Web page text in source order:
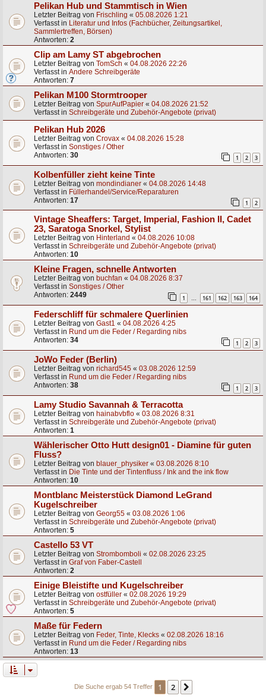
Pelikan Hub und Stammtisch in Wien
Letzter Beitrag von Frischling « 05.08.2026 1:21
Verfasst in Literatur und Infos (Fachbücher, Zeitungsartikel,
Sammlertreffen, Börsen)
Antworten: 2
Clip am Lamy ST abgebrochen
Letzter Beitrag von TomSch « 04.08.2026 22:26
Verfasst in Andere Schreibgeräte
Antworten: 7
Pelikan M100 Stormtrooper
Letzter Beitrag von SpurAufPapier « 04.08.2026 21:52
Verfasst in Schreibgeräte und Zubehör-Angebote (privat)
Pelikan Hub 2026
Letzter Beitrag von Crovax « 04.08.2026 15:28
Verfasst in Sonstiges / Other
Antworten: 30 1 2 3
Kolbenfüller zieht keine Tinte
Letzter Beitrag von mondindianer « 04.08.2026 14:48
Verfasst in Füllerhandel/Service/Reparaturen
Antworten: 17 1 2
Vintage Sheaffers: Target, Imperial, Fashion II, Cadet
23, Saratoga Snorkel, Stylist
Letzter Beitrag von Hinterland « 04.08.2026 10:08
Verfasst in Schreibgeräte und Zubehör-Angebote (privat)
Antworten: 10
Kleine Fragen, schnelle Antworten
Letzter Beitrag von buchfan « 04.08.2026 8:37
Verfasst in Sonstiges / Other
Antworten: 2449 1 … 161 162 163 164
Federschliff für schmalere Querlinien
Letzter Beitrag von Gast1 « 04.08.2026 4:25
Verfasst in Rund um die Feder / Regarding nibs
Antworten: 34 1 2 3
JoWo Feder (Berlin)
Letzter Beitrag von richard545 « 03.08.2026 12:59
Verfasst in Rund um die Feder / Regarding nibs
Antworten: 38 1 2 3
Lamy Studio Savannah & Terracotta
Letzter Beitrag von hainabvbflo « 03.08.2026 8:31
Verfasst in Schreibgeräte und Zubehör-Angebote (privat)
Antworten: 1
Wählerischer Otto Hutt design01 - Diamine für guten
Fluss?
Letzter Beitrag von blauer_physiker « 03.08.2026 8:10
Verfasst in Die Tinte und der Tintenfluss / Ink and the ink flow
Antworten: 10
Montblanc Meisterstück Diamond LeGrand
Kugelschreiber
Letzter Beitrag von Georg55 « 03.08.2026 1:06
Verfasst in Schreibgeräte und Zubehör-Angebote (privat)
Antworten: 5
Castello 53 VT
Letzter Beitrag von Strombomboli « 02.08.2026 23:25
Verfasst in Graf von Faber-Castell
Antworten: 2
Einige Bleistifte und Kugelschreiber
Letzter Beitrag von ostfüller « 02.08.2026 19:29
Verfasst in Schreibgeräte und Zubehör-Angebote (privat)
Antworten: 5
Maße für Federn
Letzter Beitrag von Feder, Tinte, Klecks « 02.08.2026 18:16
Verfasst in Rund um die Feder / Regarding nibs
Antworten: 13
Die Suche ergab 54 Treffer 1 2